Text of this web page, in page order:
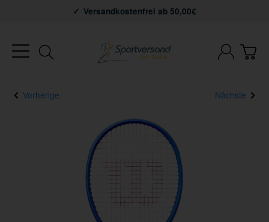
Versandkostenfrei ab 50,00€
Vorherige Nächste